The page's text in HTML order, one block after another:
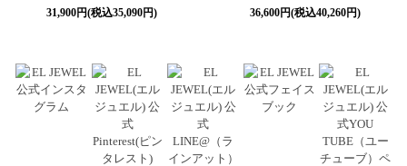
31,900円(税込35,090円) 36,600円(税込40,260円)